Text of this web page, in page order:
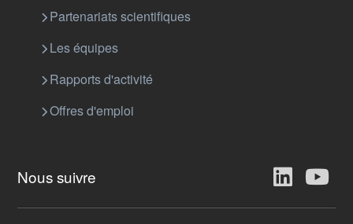
Partenariats scientifiques
Les équipes
Rapports d'activité
Offres d'emploi
Nous suivre